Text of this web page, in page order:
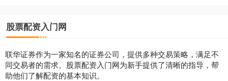
股票配资入门网
联华证券作为一家知名的证券公司，提供多种交易策略，满足不
同交易者的需求。股票配资入门网为新手提供了清晰的指导，帮
助他们了解配资的基本知识。